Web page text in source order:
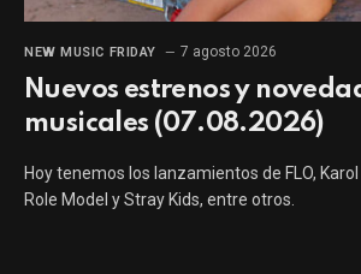
NEW MUSIC FRIDAY 7 agosto 2026
Nuevos estrenos y
musicales (07.08.2026)
Hoy tenemos los lanzamientos de FLO,
Role Model y Stray Kids, entre otros.